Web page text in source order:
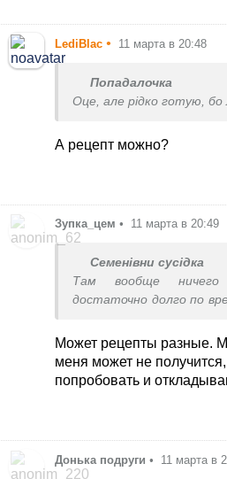
LediBlac • 11 марта в 20:48
Попадалочка
Оце, але рідко готую, бо
А рецепт можно?
Зупка_цем • 11 марта в 20:49
Семенівни сусідка
Там вообще
достаточно долго по
Может рецепты разные.
меня может не
попробовать и
Донька подруги • 11 марта в